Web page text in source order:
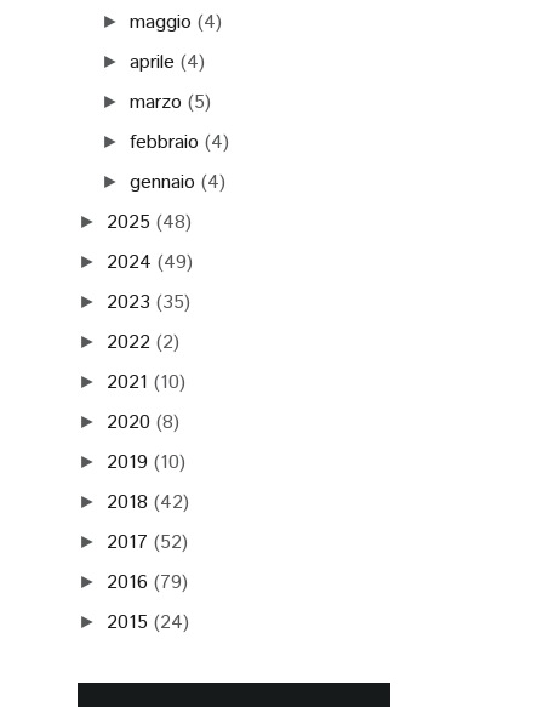
►maggio (4)
►aprile (4)
►marzo (5)
►febbraio (4)
►gennaio (4)
► 2025 (48)
► 2024 (49)
► 2023 (35)
► 2022 (2)
► 2021 (10)
► 2020 (8)
► 2019 (10)
► 2018 (42)
► 2017 (52)
► 2016 (79)
► 2015 (24)